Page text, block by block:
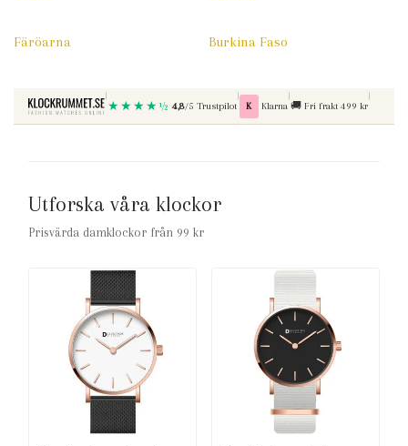
Färöarna Burkina Faso
|
★★★★½ 4,8/5 Trustpilot
|
K
Betala med
Klarna
|
🚚 Fri frakt vid kop over
Fri frakt 499 kr
|
Utforska våra klockor
Prisvärda damklockor från 99 kr